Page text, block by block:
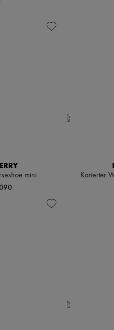
mini Karierter